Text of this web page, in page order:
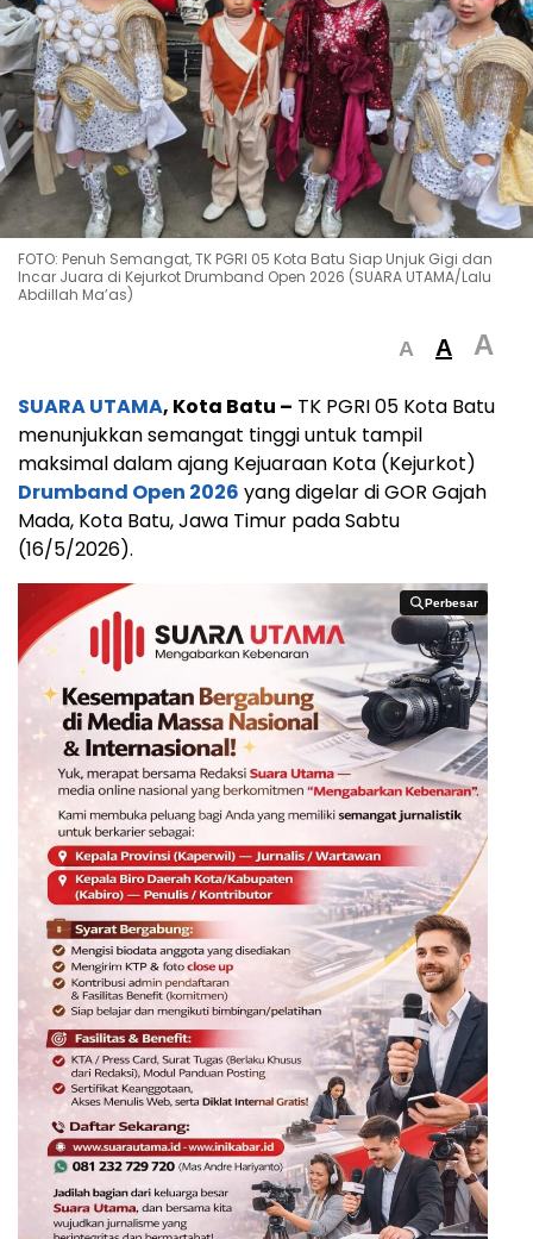
FOTO: Penuh Semangat, TK PGRI 05 Kota Batu Siap Unjuk Gigi dan
Incar Juara di Kejurkot Drumband Open 2026 (SUARA UTAMA/Lalu
Abdillah Ma’as)
A A A
SUARA UTAMA, Kota Batu – TK PGRI 05 Kota Batu
menunjukkan semangat tinggi untuk tampil
maksimal dalam ajang Kejuaraan Kota (Kejurkot)
Drumband Open 2026 yang digelar di GOR Gajah
Mada, Kota Batu, Jawa Timur pada Sabtu
(16/5/2026).
Perbesar
Perbesar